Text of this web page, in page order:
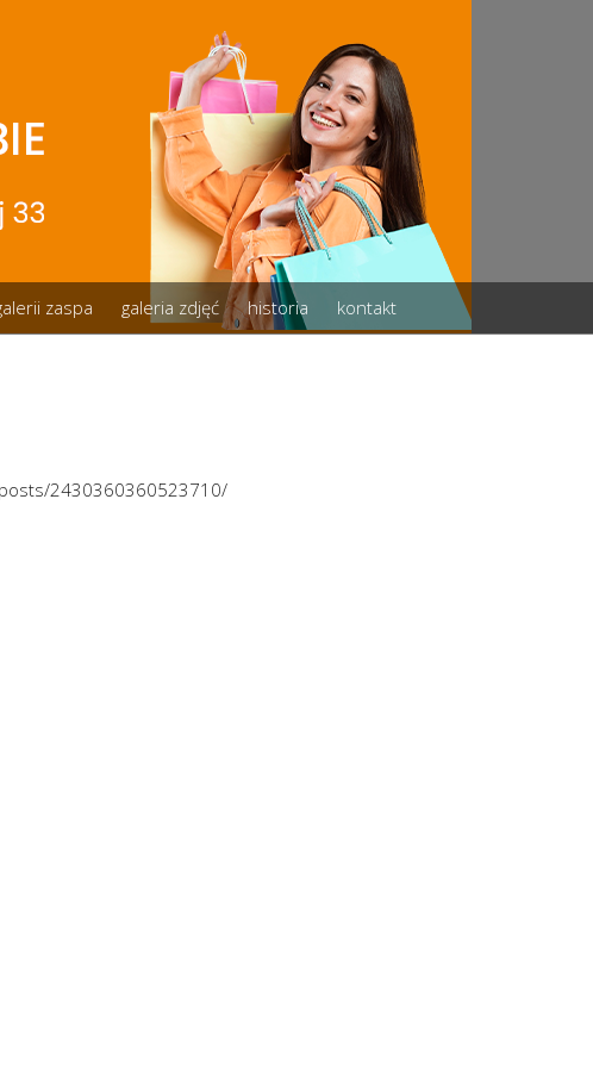
zaspa galeria zdjęć historia
kontakt
2430360360523710/